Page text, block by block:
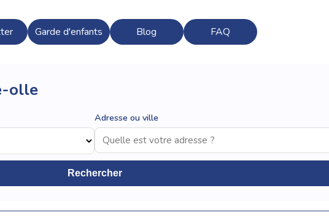
Garde d'enfants Blog FAQ
olle
Adresse ou ville
Rechercher